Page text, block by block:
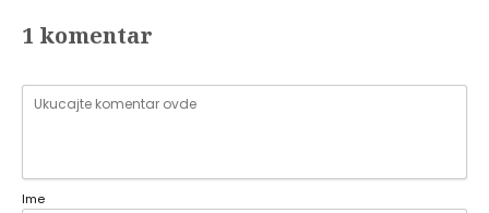
1 komentar
Ime